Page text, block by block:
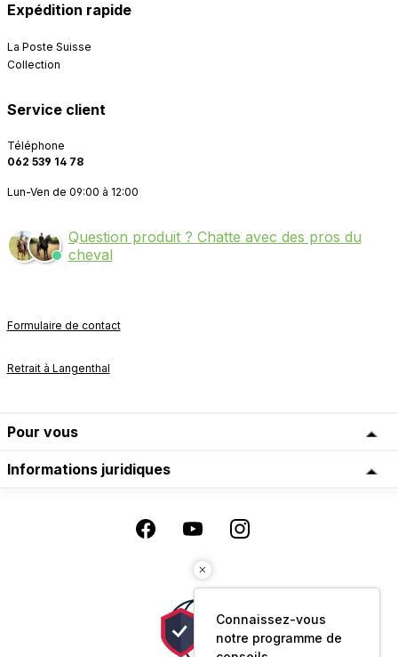
Expédition rapide
La Poste Suisse
Collection
Service client
Téléphone
062 539 14 78
Lun-Ven de 09:00 à 12:00
Question produit ? Chatte avec des pros du
cheval
Formulaire de contact
Retrait à Langenthal
Pour vous
Informations juridiques
Connaissez-vous
notre programme de